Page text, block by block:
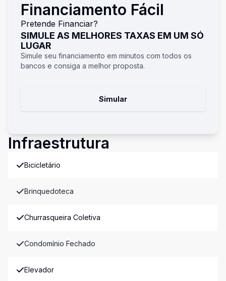
Financiamento Fácil
Pretende Financiar?
SIMULE AS MELHORES TAXAS EM UM SÓ
LUGAR
Simule seu financiamento em minutos com todos os
bancos e consiga a melhor proposta.
Simular
Infraestrutura
Bicicletário
Brinquedoteca
Churrasqueira Coletiva
Condomínio Fechado
Elevador